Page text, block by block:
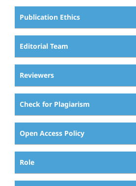
Publication Ethics
Editorial Team
Reviewers
Check for Plagiarism
Open Access Policy
Role